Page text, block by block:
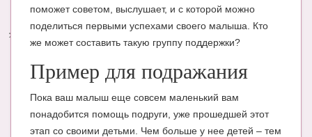
Календарь беременности
Энциклопедия
МАМИНА БИБЛИОТЕКА
Имена. Святцы
Энциклопедия беременных
поможет советом, выслушает, и с которой можно
поделиться первыми успехами своего малыша. Кто
же может составить такую группу поддержки?
Пример для подражания
Пока ваш малыш еще совсем маленький вам
понадобится помощь подруги, уже прошедшей этот
этап со своими детьми. Чем больше у нее детей – тем